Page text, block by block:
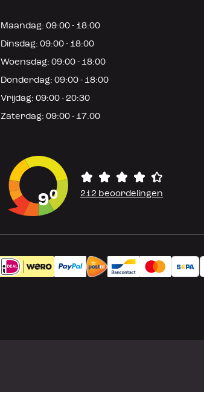
Maandag: 09:00 - 18:00
Dinsdag: 09:00 - 18:00
Woensdag: 09:00 - 18:00
Donderdag: 09:00 - 18:00
Vrijdag: 09:00 - 20:30
Zaterdag: 09:00 - 17.00
90 212 beoordelingen